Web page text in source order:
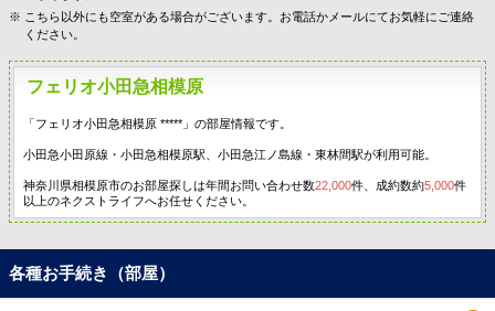
こちら以外にも空室がある場合がございます。お電話かメールにてお気軽にご連絡
ください。
フェリオ小田急相模原
「フェリオ小田急相模原 *****」の部屋情報です。
小田急小田原線・小田急相模原駅、小田急江ノ島線・東林間駅が利用可能。
神奈川県相模原市のお部屋探しは年間お問い合わせ数22,000件、成約数約5,000件
以上のネクストライフへお任せください。
各種お手続き（部屋）